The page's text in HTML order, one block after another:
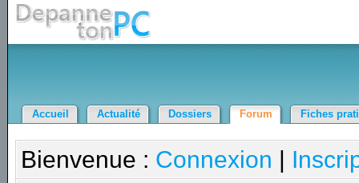
Accueil Actualité Dossiers Forum Fiches
Bienvenue : Connexion |